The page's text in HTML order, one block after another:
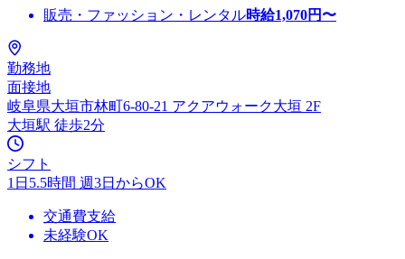
販売・ファッション・レンタル時給1,070円〜
勤務地
面接地
岐阜県大垣市林町6-80-21 アクアウォーク大垣 2F
大垣駅 徒歩2分
シフト
1日5.5時間 週3日からOK
交通費支給
未経験OK